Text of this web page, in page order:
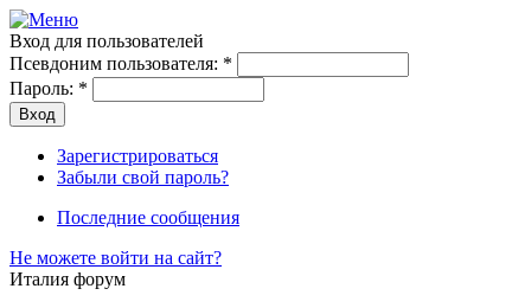
Вход для пользователей
Псевдоним пользователя: *
Пароль: *
Зарегистрироваться
Забыли свой пароль?
Последние сообщения
Не можете войти на сайт?
Италия форум